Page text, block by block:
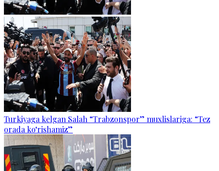
Turkiyaga kelgan Salah “Trabzonspor” muxlislariga: “Tez
orada ko‘rishamiz”